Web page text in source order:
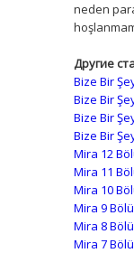
neden
Другие
Bize Bir
Bize Bir
Bize Bir
Bize Bir
Mira 12
Mira 11
Mira 10
Mira 9
Mira 8
Mira 7